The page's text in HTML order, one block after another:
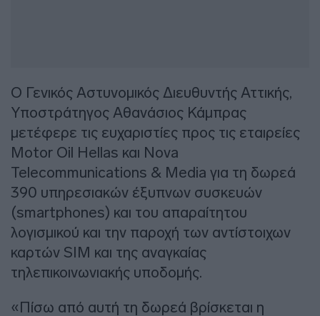
Ο Γενικός Αστυνομικός Διευθυντής Αττικής,
Υποστράτηγος Αθανάσιος Κάμπρας
μετέφερε τις ευχαριστίες προς τις εταιρείες
Motor Oil Hellas και Nova
Telecommunications & Media για τη δωρεά
390 υπηρεσιακών έξυπνων συσκευών
(smartphones) και του απαραίτητου
λογισμικού και την παροχή των αντίστοιχων
καρτών SIM και της αναγκαίας
τηλεπικοινωνιακής υποδομής.
«Πίσω από αυτή τη δωρεά βρίσκεται η